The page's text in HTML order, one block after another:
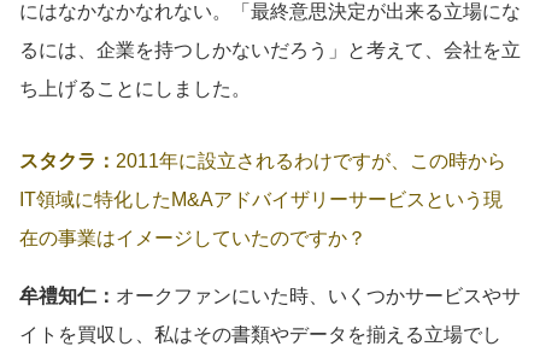
にはなかなかなれない。「最終意思決定が出来る立場にな
るには、企業を持つしかないだろう」と考えて、会社を立
ち上げることにしました。
スタクラ： 2011年に設立されるわけですが、この時から
IT領域に特化したM&Aアドバイザリーサービスという現
在の事業はイメージしていたのですか？
牟禮知仁： オークファンにいた時、いくつかサービスやサ
イトを買収し、私はその書類やデータを揃える立場でし